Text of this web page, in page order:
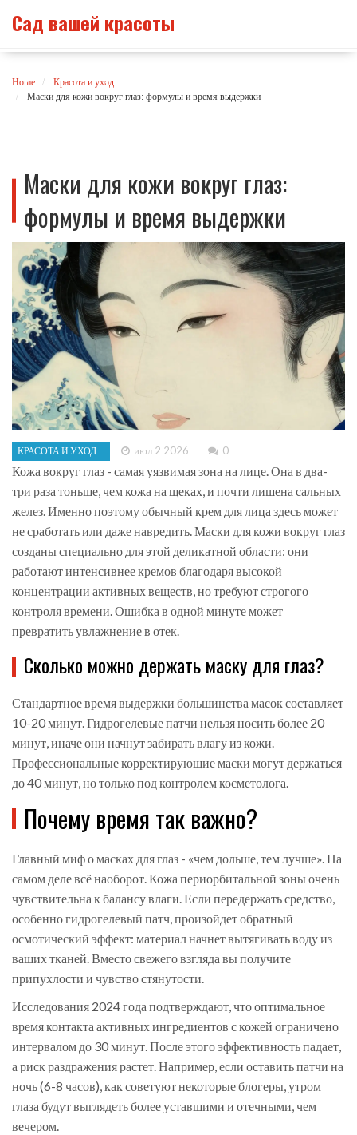
Сад вашей красоты
Home
Красота и уход
Маски для кожи вокруг глаз: формулы и время выдержки
Маски для кожи вокруг глаз:
формулы и время выдержки
КРАСОТА И УХОД июл 2 2026 0
Кожа вокруг глаз - самая уязвимая зона на лице. Она в два-
три раза тоньше, чем кожа на щеках, и почти лишена сальных
желез. Именно поэтому обычный крем для лица здесь может
не сработать или даже навредить. Маски для кожи вокруг глаз
созданы специально для этой деликатной области: они
работают интенсивнее кремов благодаря высокой
концентрации активных веществ, но требуют строгого
контроля времени. Ошибка в одной минуте может
превратить увлажнение в отек.
Сколько можно держать маску для глаз?
Стандартное время выдержки большинства масок составляет
10-20 минут. Гидрогелевые патчи нельзя носить более 20
минут, иначе они начнут забирать влагу из кожи.
Профессиональные корректирующие маски могут держаться
до 40 минут, но только под контролем косметолога.
Почему время так важно?
Главный миф о масках для глаз - «чем дольше, тем лучше». На
самом деле всё наоборот. Кожа периорбитальной зоны очень
чувствительна к балансу влаги. Если передержать средство,
особенно гидрогелевый патч, произойдет обратный
осмотический эффект: материал начнет вытягивать воду из
ваших тканей. Вместо свежего взгляда вы получите
припухлости и чувство стянутости.
Исследования 2024 года подтверждают, что оптимальное
время контакта активных ингредиентов с кожей ограничено
интервалом до 30 минут. После этого эффективность падает,
а риск раздражения растет. Например, если оставить патчи на
ночь (6-8 часов), как советуют некоторые блогеры, утром
глаза будут выглядеть более уставшими и отечными, чем
вечером.